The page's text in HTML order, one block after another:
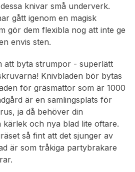
knivar små underverk.
gått igenom en magisk
gör dem flexibla nog att inte ge
envis sten.
att byta strumpor - superlätt
Knivbladen bör bytas
för gräsmattor som är 1000
är en samlingsplats för
ja då behöver din
och nya blad lite oftare.
så fint att det sjunger av
är som tråkiga partybrakare